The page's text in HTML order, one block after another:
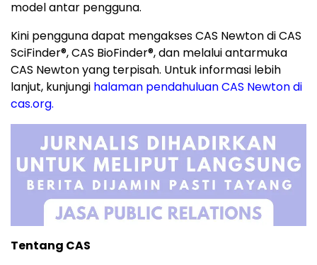
model antar pengguna.
Kini pengguna dapat mengakses CAS Newton di CAS
SciFinder®, CAS BioFinder®, dan melalui antarmuka
CAS Newton yang terpisah. Untuk informasi lebih
lanjut, kunjungi halaman pendahuluan CAS Newton di
cas.org.
Tentang CAS